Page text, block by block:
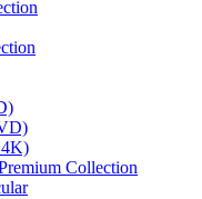
4K)
Collection